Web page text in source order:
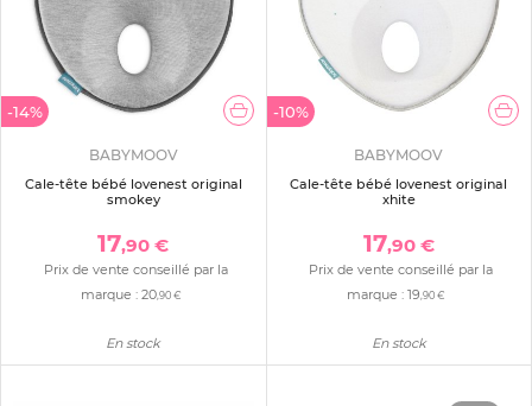
-14%
BABYMOOV
Cale-tête bébé lovenest original
smokey
17,90 €
Prix de vente conseillé par la
marque : 20,90 €
En stock
-10%
BABYMOOV
Cale-tête bébé lovenest original
xhite
17,90 €
Prix de vente conseillé par la
marque :19,90 €
En stock